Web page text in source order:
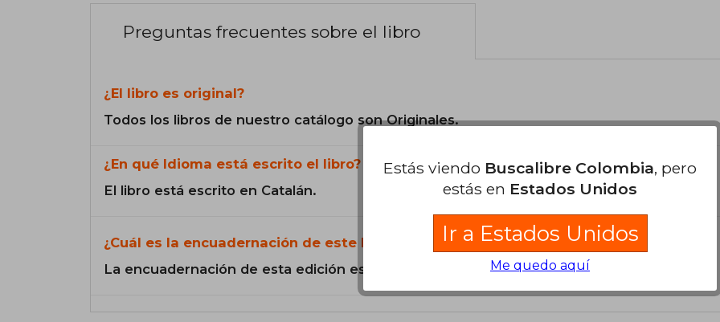
Preguntas frecuentes sobre el libro
¿El libro es original?
Todos los libros de nuestro catálogo son Originales.
¿En qué Idioma está escrito el libro?
El libro está escrito en Catalán.
¿Cuál es la encuadernación de este libro?
La encuadernación de esta edición es Tapa Blanda.
Estás viendo Buscalibre Colombia, pero
estás en Estados Unidos
Ir a Estados Unidos
Me quedo aquí